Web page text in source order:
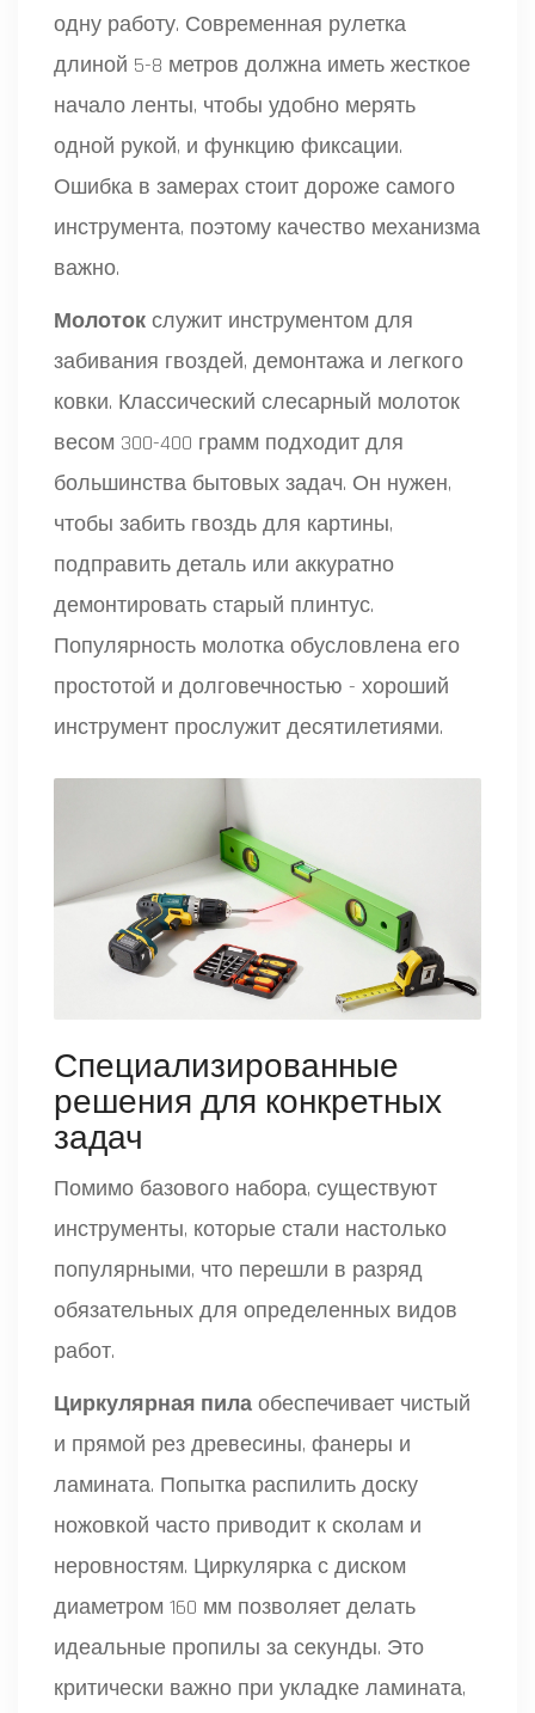
одну работу. Современная рулетка
длиной 5-8 метров должна иметь жесткое
начало ленты, чтобы удобно мерять
одной рукой, и функцию фиксации.
Ошибка в замерах стоит дороже самого
инструмента, поэтому качество механизма
важно.
Молоток служит инструментом для
забивания гвоздей, демонтажа и легкого
ковки. Классический слесарный молоток
весом 300-400 грамм подходит для
большинства бытовых задач. Он нужен,
чтобы забить гвоздь для картины,
подправить деталь или аккуратно
демонтировать старый плинтус.
Популярность молотка обусловлена его
простотой и долговечностью - хороший
инструмент прослужит десятилетиями.
Специализированные
решения для конкретных
задач
Помимо базового набора, существуют
инструменты, которые стали настолько
популярными, что перешли в разряд
обязательных для определенных видов
работ.
Циркулярная пила обеспечивает чистый
и прямой рез древесины, фанеры и
ламината. Попытка распилить доску
ножовкой часто приводит к сколам и
неровностям. Циркулярка с диском
диаметром 160 мм позволяет делать
идеальные пропилы за секунды. Это
критически важно при укладке ламината,